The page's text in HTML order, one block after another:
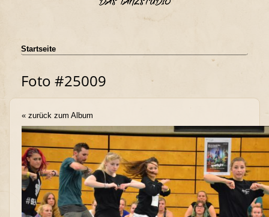
Startseite
Foto #25009
« zurück zum Album